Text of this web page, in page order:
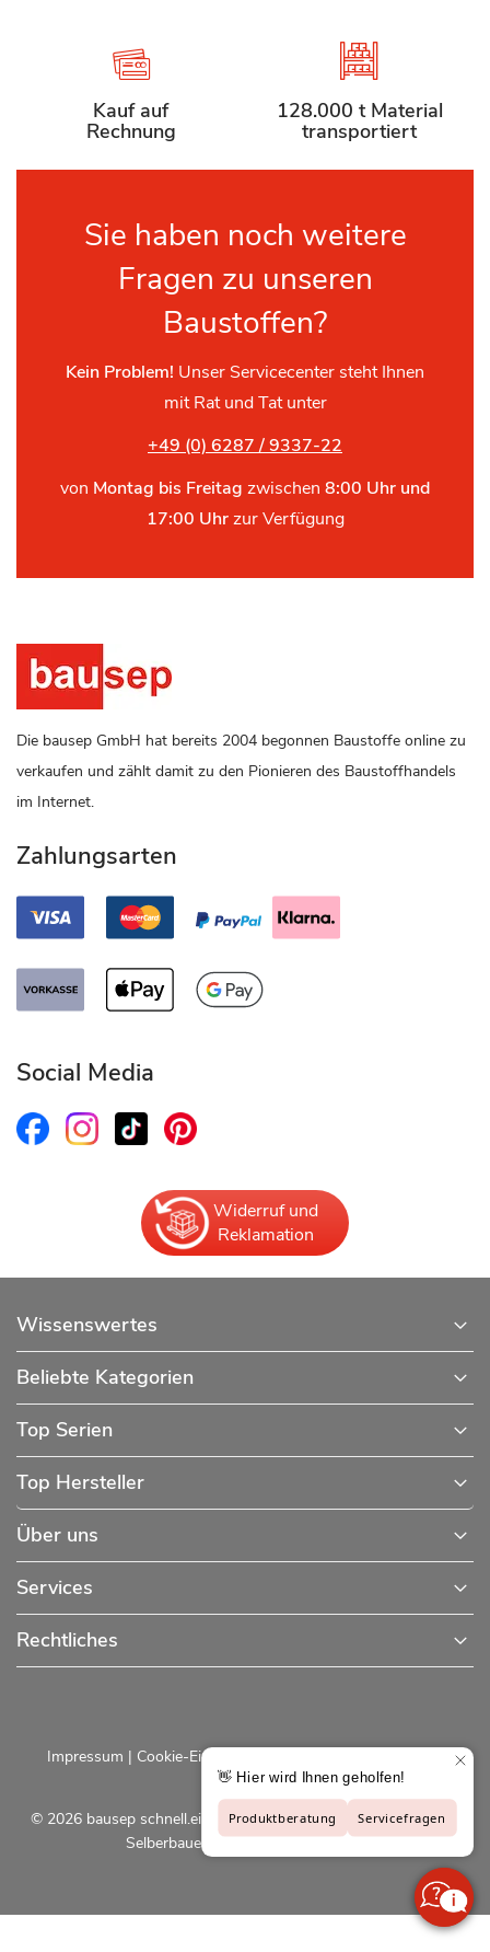
Kauf auf
Rechnung
128.000 t Material
transportiert
Sie haben noch weitere
Fragen zu unseren
Baustoffen?
Kein Problem! Unser Servicecenter steht Ihnen
mit Rat und Tat unter
+49 (0) 6287 / 9337-22
von Montag bis Freitag zwischen 8:00 Uhr und
17:00 Uhrzur Verfügung
Die bausep GmbH hat bereits 2004 begonnen Baustoffe online zu
verkaufen und zählt damit zu den Pionieren des Baustoffhandels
im Internet.
Zahlungsarten
Social Media
Widerruf und
Reklamation
Wissenswertes
Beliebte Kategorien
Top Serien
Top Hersteller
Über uns
Services
Rechtliches
© 2026 bausep schnell.einfach.preiswert - Baustoffe online für
Selberbauer und Profis |bausep.de
Impressum | Cookie-Einstellungen